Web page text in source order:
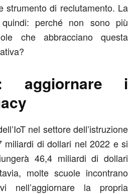
strumento di reclutamento. La
perché non sono più
che abbracciano questa
aggiornare i
nel settore dell’istruzione
miliardi di dollari nel 2022 e si
46,4 miliardi di dollari
molte scuole incontrano
nell’aggiornare la propria